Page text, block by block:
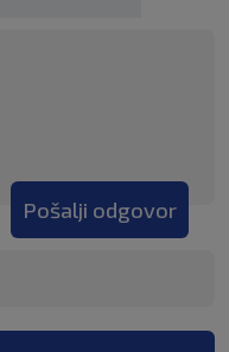
Pošalji odgovor